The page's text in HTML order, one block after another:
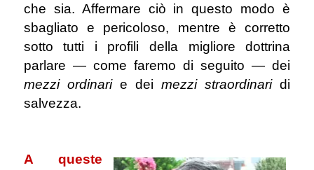
che sia. Affermare ciò in questo modo è
sbagliato e pericoloso, mentre è corretto
sotto tutti i profili della migliore dottrina
parlare — come faremo di seguito — dei
mezzi ordinarie deimezzi straordinaridi
salvezza.
A queste